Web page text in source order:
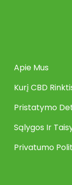
Apie Mus
Kurį CBD
Pristatymo
Sąlygos Ir
Privatumo